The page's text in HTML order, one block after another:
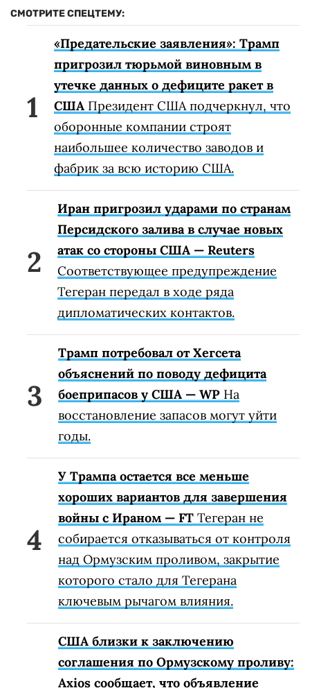
СМОТРИТЕ СПЕЦТЕМУ:
«Предательские заявления»: Трамп
пригрозил тюрьмой виновным в
утечке данных о дефиците ракет в
США Президент США подчеркнул, что
оборонные компании строят
наибольшее количество заводов и
фабрик за всю историю США.
Иран пригрозил ударами по странам
Персидского залива в случае новых
атак со стороны США — Reuters
Соответствующее предупреждение
Тегеран передал в ходе ряда
дипломатических контактов.
Трамп потребовал от Хегсета
объяснений по поводу дефицита
боеприпасов у США — WP На
восстановление запасов могут уйти
годы.
У Трампа остается все меньше
хороших вариантов для завершения
войны с Ираном — FT Тегеран не
собирается отказываться от контроля
над Ормузским проливом, закрытие
которого стало для Тегерана
ключевым рычагом влияния.
США близки к заключению
соглашения по Ормузскому проливу:
Axios сообщает, что объявление